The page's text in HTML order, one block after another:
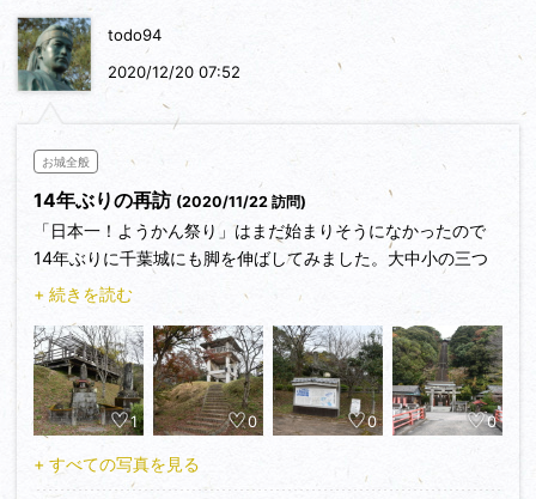
下向しました。この宗胤の次男千葉胤泰が肥前千葉氏の祖とな
りました。
肥前千葉氏は小城・佐賀・杵島三郡に及ぶ勢力を振るったが、
文明年間(1469年〜1487年)頃には千葉氏は内訌により分裂、
少弐氏に属した晴気城の千葉胤資と大内氏に属した千葉城の千
葉興常が敵対しました。
1497年(明応6年)大内義興は少弐政資を攻めると筑前を破棄し
た政資は晴気城へ逃れますが、さらに追い立てられ政資と千葉
胤資は滅亡しました。これによって千葉興常は肥前守護代に任
ぜられました。
大内義隆が討たれ、龍造寺隆信が台頭してくると千葉氏はその
支配に組み込まれるようになります。
龍造寺隆信が有馬・島津連合軍と戦って敗死すると鍋島直茂が
執政となり、近世佐賀藩の家臣として千葉氏は続きました。
主郭は城山山頂にあったようで、現在は無線中継施設や金毘羅
社が祀られているようですが、時間の都合で行っていません。
千葉公園にある案内板と石碑を確認しました。展望台もありま
todo94
2020/12/20 07:52
お城全般
14年ぶりの再訪 (2020/11/22 訪問)
「日本一！ようかん祭り」はまだ始まりそうになかったので
14年ぶりに千葉城にも脚を伸ばしてみました。大中小の三つ
の山が並び一番高い向かって右側の山が主郭に当たるようです
が登山道の草刈りがなされておらず草の種子がたくさん衣服に
付着しそうだったので千葉公園までの散策にとどめました。
+ 続きを読む
1 0 0 0
+ すべての写真を見る